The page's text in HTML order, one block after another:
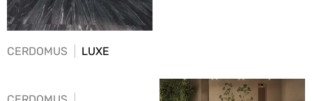
CERDOMUS LUXE